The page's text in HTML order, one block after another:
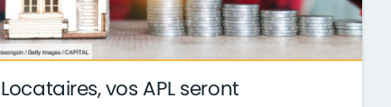
Locataires, vos APL seront